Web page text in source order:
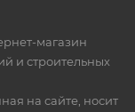
магазин
и строительных
на сайте, носит